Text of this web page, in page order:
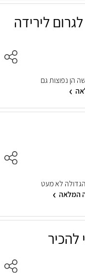
לירידה
הן נפוצות גם
לא מעט
המלאה